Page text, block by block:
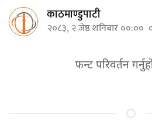
काठमाण्डुपाटी
२०८३, २ जेष्ठ शनिबार
फन्ट परिवर्तन